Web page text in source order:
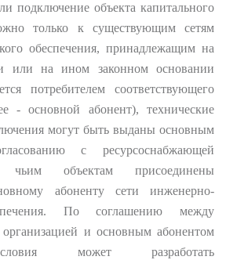
подключение объекта капитального
только к существующим сетям
обеспечения, принадлежащим на
или на ином законном основании
потребителем соответствующего
- основной абонент), технические
могут быть выданы основным
с ресурсоснабжающей
чьим объектам присоединены
абоненту сети инженерно-
По соглашению между
и основным абонентом
может разработать